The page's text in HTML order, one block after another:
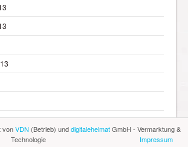
vonVDN(Betrieb) unddigitaleheimatGmbH - Vermarktung &
Technologie
Impressum